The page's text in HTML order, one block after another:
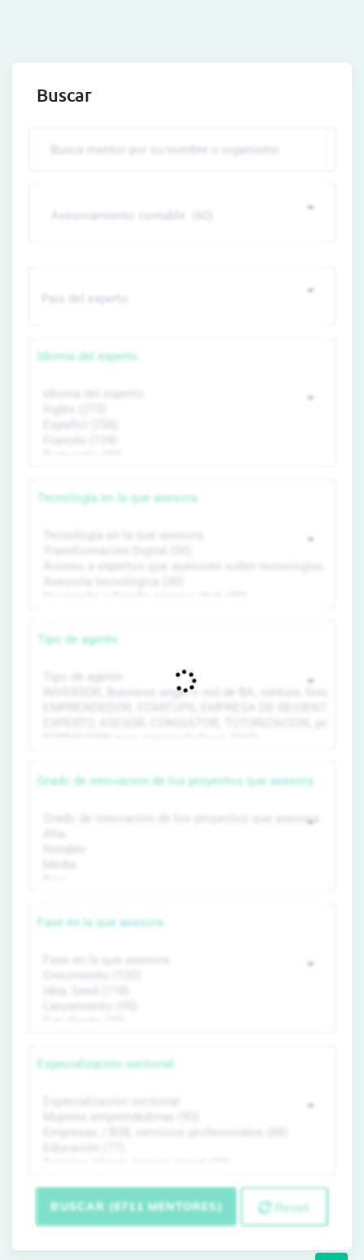
Buscar
Idioma del experto
Tecnología en la que asesora
Tipo de agente
Grado de innovación de los proyectos que asesora
Fase en la que asesora
Especialización sectorial
BUSCAR (6711 MENTORES) Reset